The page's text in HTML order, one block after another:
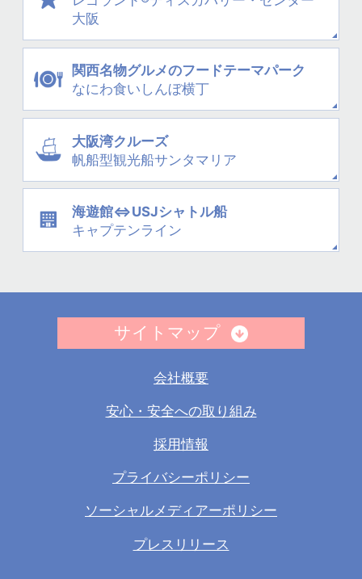
大阪
関西名物グルメのフードテーマパーク
なにわ食いしんぼ横丁
大阪湾クルーズ
帆船型観光船サンタマリア
海遊館⇔USJシャトル船
キャプテンライン
サイトマップ
会社概要
安心・安全への取り組み
採用情報
プライバシーポリシー
ソーシャルメディアーポリシー
プレスリリース